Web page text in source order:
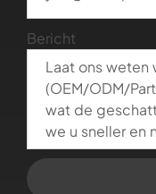
Bericht